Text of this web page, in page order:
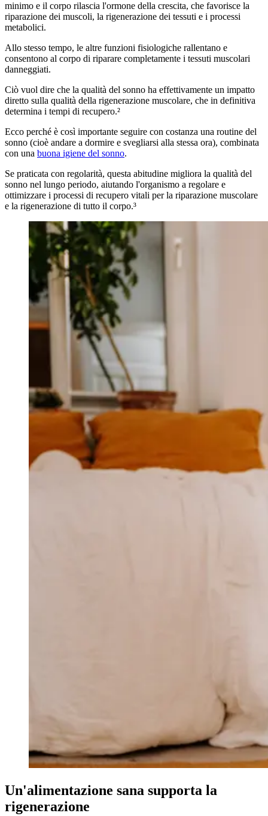
minimo e il corpo rilascia l'ormone della crescita, che favorisce la
riparazione dei muscoli, la rigenerazione dei tessuti e i processi
metabolici.
Allo stesso tempo, le altre funzioni fisiologiche rallentano e
consentono al corpo di riparare completamente i tessuti muscolari
danneggiati.
Ciò vuol dire che la qualità del sonno ha effettivamente un impatto
diretto sulla qualità della rigenerazione muscolare, che in definitiva
determina i tempi di recupero.²
Ecco perché è così importante seguire con costanza una routine del
sonno (cioè andare a dormire e svegliarsi alla stessa ora), combinata
con una buona igiene del sonno.
Se praticata con regolarità, questa abitudine migliora la qualità del
sonno nel lungo periodo, aiutando l'organismo a regolare e
ottimizzare i processi di recupero vitali per la riparazione muscolare
e la rigenerazione di tutto il corpo.³
Un'alimentazione sana supporta la
rigenerazione